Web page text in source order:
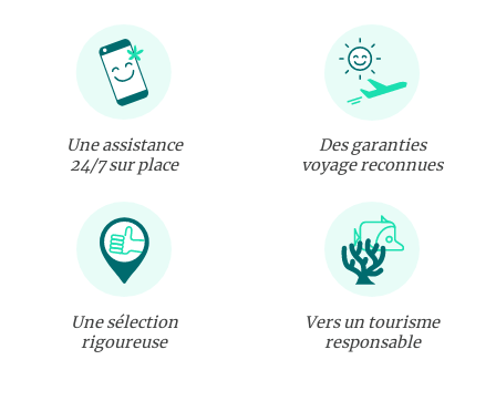
Une assistance
24/7 sur place
Des garanties
voyage reconnues
Une sélection
rigoureuse
Vers un tourisme
responsable